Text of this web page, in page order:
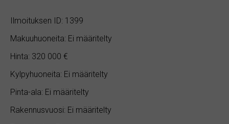
Ilmoituksen ID: 1399
Makuuhuoneita: Ei määritelty
Hinta: 320 000 €
Kylpyhuoneita: Ei määritelty
Pinta-ala: Ei määritelty
Rakennusvuosi: Ei määritelty